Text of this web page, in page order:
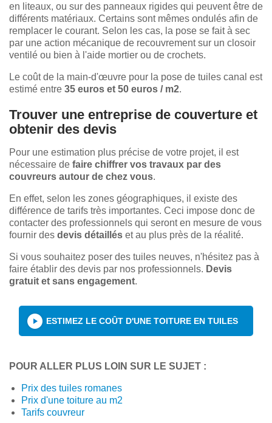
en liteaux, ou sur des panneaux rigides qui peuvent être de
différents matériaux. Certains sont mêmes ondulés afin de
remplacer le courant. Selon les cas, la pose se fait à sec
par une action mécanique de recouvrement sur un closoir
ventilé ou bien à l'aide mortier ou de crochets.
Le coût de la main-d'œuvre pour la pose de tuiles canal est
estimé entre 35 euros et 50 euros / m2.
Trouver une entreprise de couverture et
obtenir des devis
Pour une estimation plus précise de votre projet, il est
nécessaire de faire chiffrer vos travaux par des
couvreurs autour de chez vous.
En effet, selon les zones géographiques, il existe des
différence de tarifs très importantes. Ceci impose donc de
contacter des professionnels qui seront en mesure de vous
fournir des devis détaillés et au plus près de la réalité.
Si vous souhaitez poser des tuiles neuves, n'hésitez pas à
faire établir des devis par nos professionnels. Devis
gratuit et sans engagement.
ESTIMEZ LE COÛT D'UNE TOITURE EN TUILES
POUR ALLER PLUS LOIN SUR LE SUJET :
Prix des tuiles romanes
Prix d'une toiture au m2
Tarifs couvreur